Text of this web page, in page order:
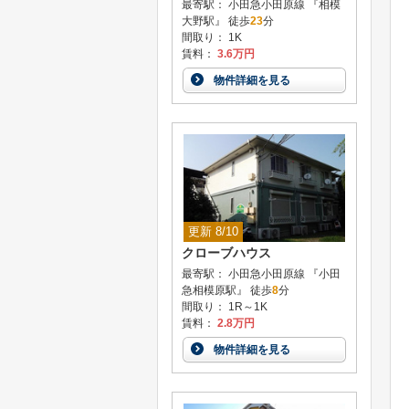
最寄駅： 小田急小田原線 『相模
大野駅』 徒歩23分
間取り： 1K
賃料： 3.6万円
物件詳細を見る
更新 8/10
クローブハウス
最寄駅： 小田急小田原線 『小田
急相模原駅』 徒歩8分
間取り： 1R～1K
賃料： 2.8万円
物件詳細を見る